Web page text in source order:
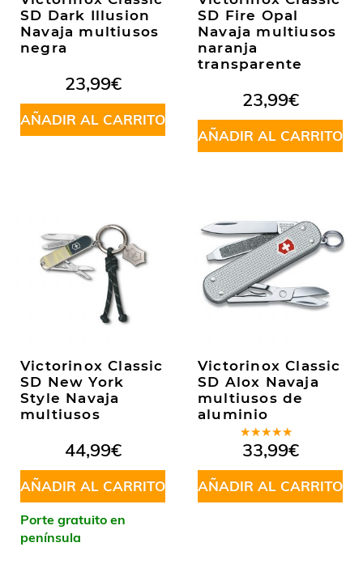
SD Dark Illusion
Navaja multiusos
negra
23,99€
AÑADIR AL CARRITO
SD Fire Opal
Navaja multiusos
naranja
transparente
23,99€
AÑADIR AL CARRITO
Victorinox Classic
SD New York
Style Navaja
multiusos
44,99€
AÑADIR AL CARRITO
Porte gratuito en
península
Victorinox Classic
SD Alox Navaja
multiusos de
aluminio
Valorado
en5.00de
5
33,99€
AÑADIR AL CARRITO